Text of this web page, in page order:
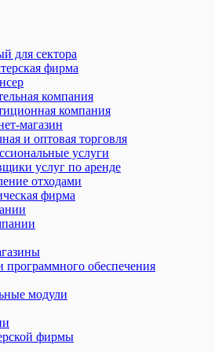
для сектора
фирма
компания
компания
магазин
и оптовая торговля
услуги
услуг по аренде
отходами
фирма
программного обеспечения
модули
фирмы